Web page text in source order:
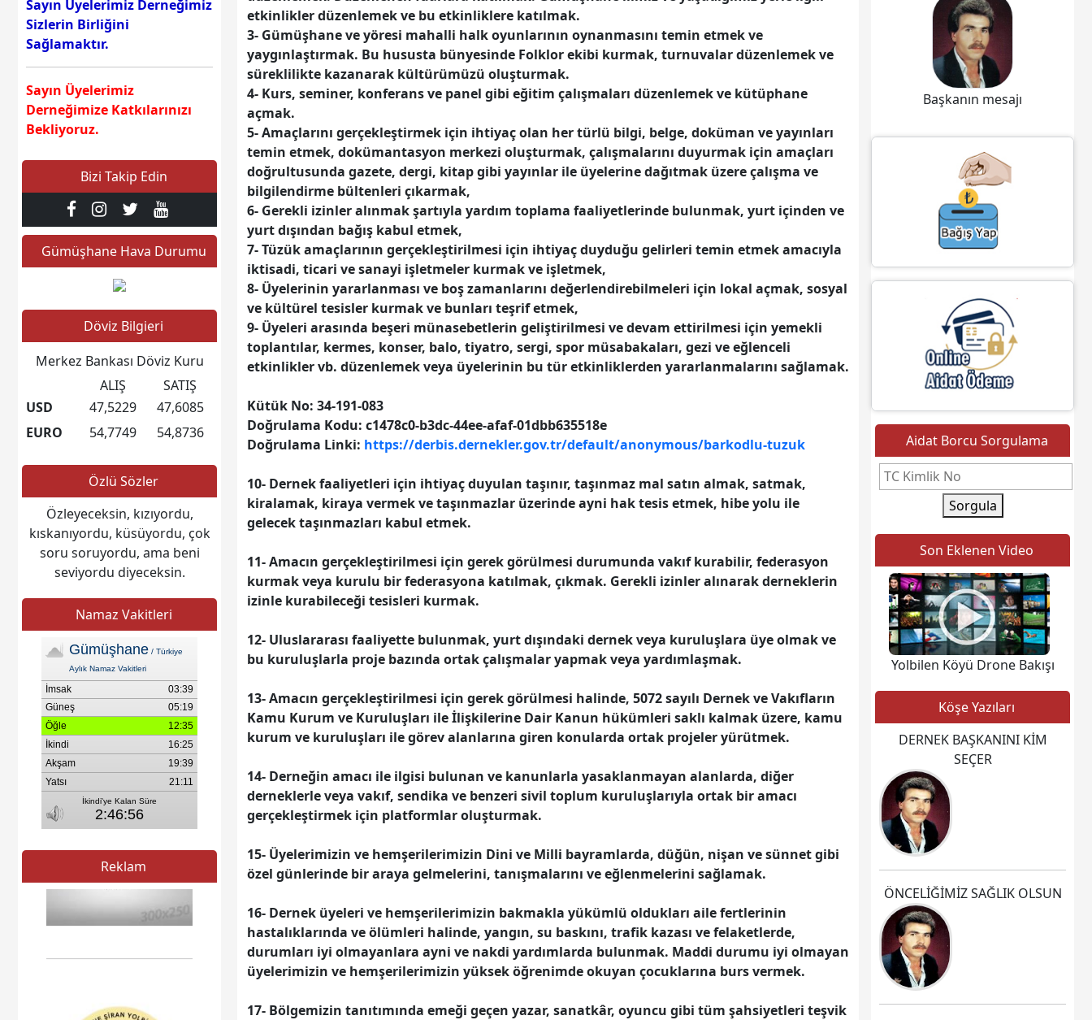
Sizlerin Birliğini
Sağlamaktır.
Sayın Üyelerimiz
Derneğimize Katkılarınızı
Bekliyoruz.
Sayın Üyelerimiz Derneğimiz
Büğümek İstiyor Hep
Beraber Derneğimizi
Büyütelim
Sayın Dernek Üyelerimiz
Kurban Bayramının 3 cü
Günü Cuma Tam Gün
Üyelerimizle Bayramlaşma
Bayramı'nız mübarek olsun;
dualarınızın kabul,
kurbanlarınızın makbul
olması dileğiyle. Bayramın
kalbinize huzur dolmasını;
sevdiklerinizle birlik ve
beraberlik içinde nice
sağlıklı, mutlu bayramlar
geçirmenizi dileriz.
Bizi Takip Edin
Gümüşhane Hava Durumu
Döviz Bilgieri
Merkez Bankası Döviz Kuru
ALIŞ
SATIŞ
USD
47,5229
47,6085
EURO
54,7749 54,8736
Özlü Sözler
Özleyeceksin, kızıyordu,
kıskanıyordu, küsüyordu, çok
soru soruyordu, ama beni
seviyordu diyeceksin.
Namaz Vakitleri
Reklam
etkinlikler düzenlemek ve bu etkinliklere katılmak.
3- Gümüşhane ve yöresi mahalli halk oyunlarının oynanmasını temin etmek ve
yaygınlaştırmak. Bu hususta bünyesinde Folklor ekibi kurmak, turnuvalar düzenlemek ve
süreklilikte kazanarak kültürümüzü oluşturmak.
4- Kurs, seminer, konferans ve panel gibi eğitim çalışmaları düzenlemek ve kütüphane
açmak.
5- Amaçlarını gerçekleştirmek için ihtiyaç olan her türlü bilgi, belge, doküman ve yayınları
temin etmek, dokümantasyon merkezi oluşturmak, çalışmalarını duyurmak için amaçları
doğrultusunda gazete, dergi, kitap gibi yayınlar ile üyelerine dağıtmak üzere çalışma ve
bilgilendirme bültenleri çıkarmak,
6- Gerekli izinler alınmak şartıyla yardım toplama faaliyetlerinde bulunmak, yurt içinden ve
yurt dışından bağış kabul etmek,
7- Tüzük amaçlarının gerçekleştirilmesi için ihtiyaç duyduğu gelirleri temin etmek amacıyla
iktisadi, ticari ve sanayi işletmeler kurmak ve işletmek,
8- Üyelerinin yararlanması ve boş zamanlarını değerlendirebilmeleri için lokal açmak, sosyal
ve kültürel tesisler kurmak ve bunları teşrif etmek,
9- Üyeleri arasında beşeri münasebetlerin geliştirilmesi ve devam ettirilmesi için yemekli
toplantılar, kermes, konser, balo, tiyatro, sergi, spor müsabakaları, gezi ve eğlenceli
etkinlikler vb. düzenlemek veya üyelerinin bu tür etkinliklerden yararlanmalarını sağlamak.
Kütük No: 34-191-083
Doğrulama Kodu: c1478c0-b3dc-44ee-afaf-01dbb635518e
Doğrulama Linki: https://derbis.dernekler.gov.tr/default/anonymous/barkodlu-tuzuk
10- Dernek faaliyetleri için ihtiyaç duyulan taşınır, taşınmaz mal satın almak, satmak,
kiralamak, kiraya vermek ve taşınmazlar üzerinde ayni hak tesis etmek, hibe yolu ile
gelecek taşınmazları kabul etmek.
11- Amacın gerçekleştirilmesi için gerek görülmesi durumunda vakıf kurabilir, federasyon
kurmak veya kurulu bir federasyona katılmak, çıkmak. Gerekli izinler alınarak derneklerin
izinle kurabileceği tesisleri kurmak.
12- Uluslararası faaliyette bulunmak, yurt dışındaki dernek veya kuruluşlara üye olmak ve
bu kuruluşlarla proje bazında ortak çalışmalar yapmak veya yardımlaşmak.
13- Amacın gerçekleştirilmesi için gerek görülmesi halinde, 5072 sayılı Dernek ve Vakıfların
Kamu Kurum ve Kuruluşları ile İlişkilerine Dair Kanun hükümleri saklı kalmak üzere, kamu
kurum ve kuruluşları ile görev alanlarına giren konularda ortak projeler yürütmek.
14- Derneğin amacı ile ilgisi bulunan ve kanunlarla yasaklanmayan alanlarda, diğer
derneklerle veya vakıf, sendika ve benzeri sivil toplum kuruluşlarıyla ortak bir amacı
gerçekleştirmek için platformlar oluşturmak.
15- Üyelerimizin ve hemşerilerimizin Dini ve Milli bayramlarda, düğün, nişan ve sünnet gibi
özel günlerinde bir araya gelmelerini, tanışmalarını ve eğlenmelerini sağlamak.
16- Dernek üyeleri ve hemşerilerimizin bakmakla yükümlü oldukları aile fertlerinin
hastalıklarında ve ölümleri halinde, yangın, su baskını, trafik kazası ve felaketlerde,
durumları iyi olmayanlara ayni ve nakdi yardımlarda bulunmak. Maddi durumu iyi olmayan
üyelerimizin ve hemşerilerimizin yüksek öğrenimde okuyan çocuklarına burs vermek.
17- Bölgemizin tanıtımında emeği geçen yazar, sanatkâr, oyuncu gibi tüm şahsiyetleri teşvik
Başkanın mesajı
Aidat Borcu Sorgulama
Sorgula
Son Eklenen Video
Yolbilen Köyü Drone Bakışı
Köşe Yazıları
DERNEK BAŞKANINI KİM
SEÇER
ÖNCELİĞİMİZ SAĞLIK OLSUN